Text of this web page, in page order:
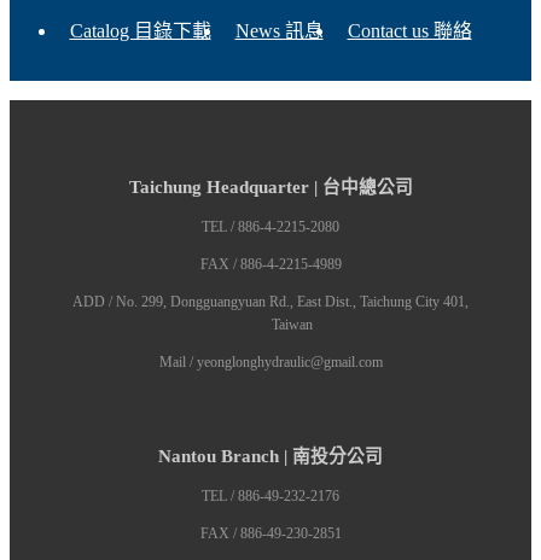
Catalog 目錄下載 News 訊息 Contact us 聯絡
Taichung Headquarter | 台中總公司
TEL / 886-4-2215-2080
FAX / 886-4-2215-4989
ADD / No. 299, Dongguangyuan Rd., East Dist., Taichung City 401,
Taiwan
Mail / yeonglonghydraulic@gmail.com
Nantou Branch | 南投分公司
TEL / 886-49-232-2176
FAX / 886-49-230-2851